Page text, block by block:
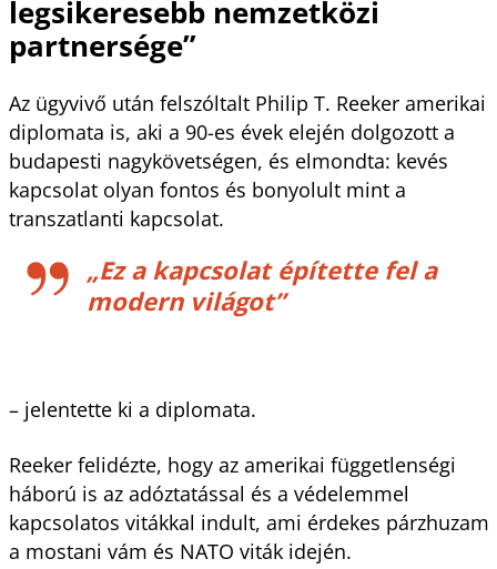
legsikeresebb nemzetközi
partnersége”
Az ügyvivő után felszóltalt Philip T. Reeker amerikai
diplomata is, aki a 90-es évek elején dolgozott a
budapesti nagykövetségen, és elmondta: kevés
kapcsolat olyan fontos és bonyolult mint a
transzatlanti kapcsolat.
„Ez a kapcsolat építette fel a
modern világot”
– jelentette ki a diplomata.
Reeker felidézte, hogy az amerikai függetlenségi
háború is az adóztatással és a védelemmel
kapcsolatos vitákkal indult, ami érdekes párzhuzam
a mostani vám és NATO viták idején.